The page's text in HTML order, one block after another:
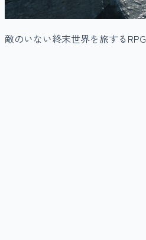
敵のいない終末世界を旅するRPG